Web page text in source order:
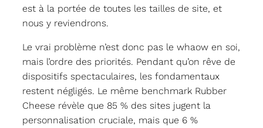
est à la portée de toutes les tailles de site, et
nous y reviendrons.
Le vrai problème n’est donc pas le whaow en soi,
mais l’ordre des priorités. Pendant qu’on rêve de
dispositifs spectaculaires, les fondamentaux
restent négligés. Le même benchmark Rubber
Cheese révèle que 85 % des sites jugent la
personnalisation cruciale, mais que 6 %